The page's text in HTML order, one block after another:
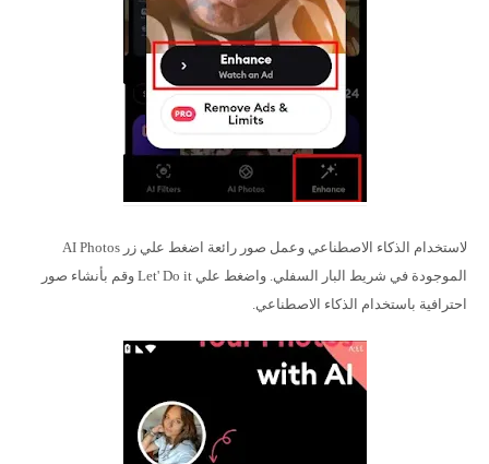
لاستخدام الذكاء الاصطناعي وعمل صور رائعة اضغط علي زر AI Photos
الموجودة في شريط البار السفلي. واضغط علي Let' Do it وقم بأنشاء صور
احترافية باستخدام الذكاء الاصطناعي.